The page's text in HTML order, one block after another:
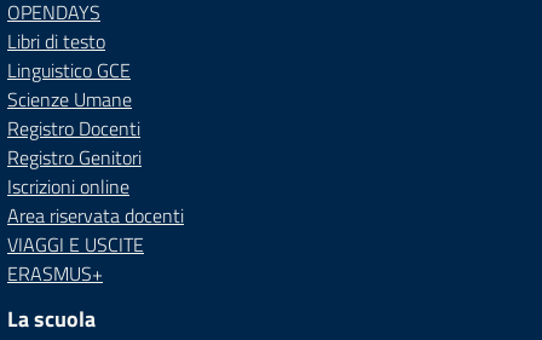
OPENDAYS
Libri di testo
Linguistico GCE
Scienze Umane
Registro Docenti
Registro Genitori
Iscrizioni online
Area riservata docenti
VIAGGI E USCITE
ERASMUS+
La scuola